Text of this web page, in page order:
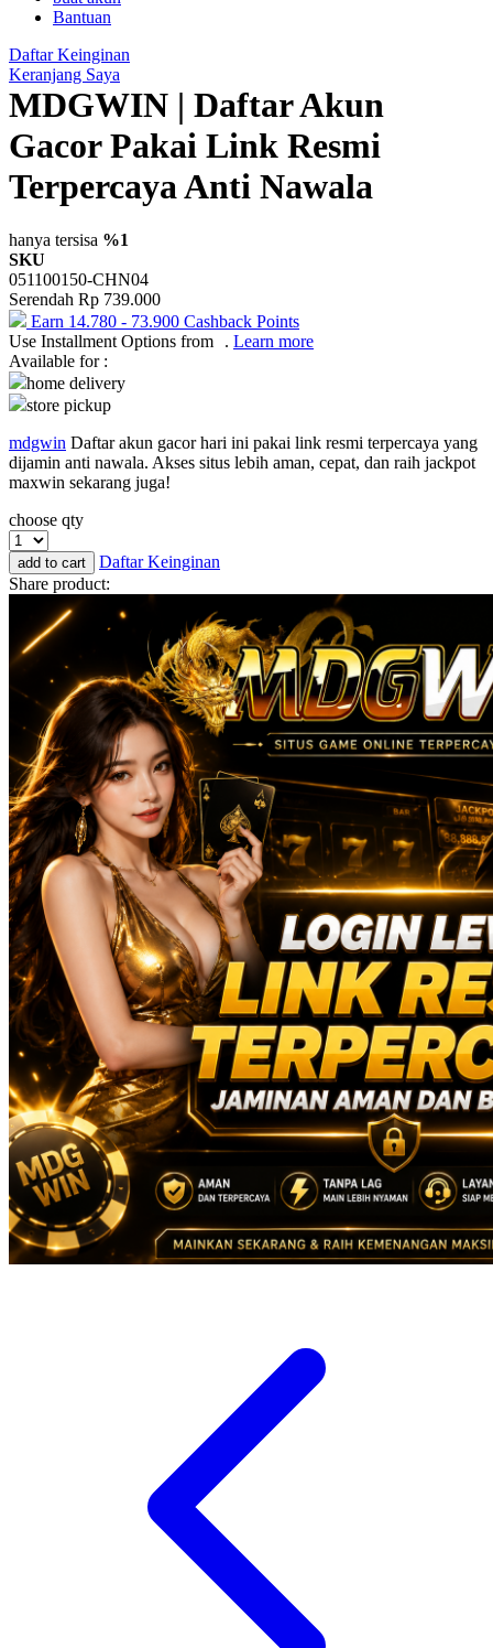
Nordic Natural
Nuby
Nuna
O
Okiedog
Paw Patrol
Peachy
Phanpy
Pigeon
Playgro
Puma
Pureats
Real Shades
Red Castle
Ribbon Madness
S
Seribu Paras
Silver Cross
Skip Hop
Soohoo
Spectra
Squishmallows
Stick-O
Stokke
Suavinex
Sudocrem
Sumimo
Sunnylife
Tommee Tippee
Tutti Bambini
Twistshake
Bantuan
Daftar Keinginan
Keranjang Saya
MDGWIN | Daftar Akun
Gacor Pakai Link Resmi
Terpercaya Anti Nawala
hanya tersisa %1
SKU
051100150-CHN04
Serendah Rp 739.000
Earn 14.780 - 73.900 Cashback Points
Use Installment Options from
. Learn more
Available for :
home delivery
store pickup
mdgwin Daftar akun gacor hari ini pakai link resmi terpercaya yang
dijamin anti nawala. Akses situs lebih aman, cepat, dan raih jackpot
maxwin sekarang juga!
choose qty
add to cart
Daftar Keinginan
Share product: